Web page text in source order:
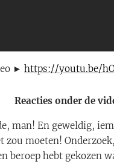
► https://youtu.be/
Reacties onder de
man! En geweldig,
zou moeten!
beroep hebt gekozen